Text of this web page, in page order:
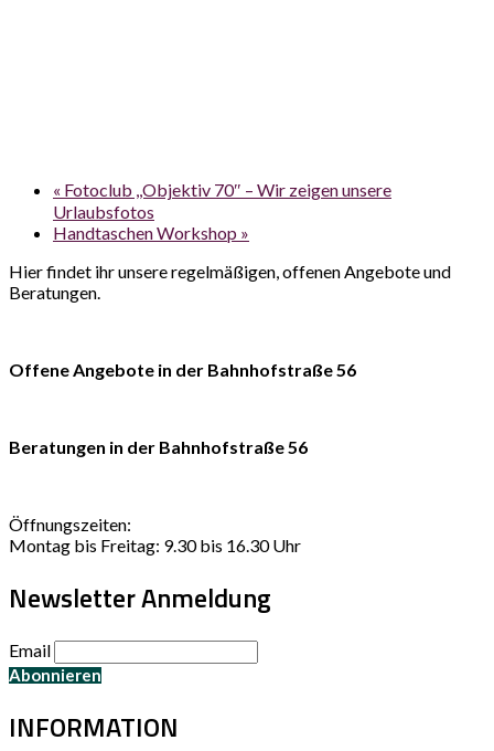
« Fotoclub ,,Objektiv 70″ – Wir zeigen unsere
Urlaubsfotos
Handtaschen Workshop »
Hier findet ihr unsere regelmäßigen, offenen Angebote und
Beratungen.
Offene Angebote in der Bahnhofstraße 56
Beratungen in der Bahnhofstraße 56
Öffnungszeiten:
Montag bis Freitag: 9.30 bis 16.30 Uhr
Newsletter Anmeldung
Email
INFORMATION